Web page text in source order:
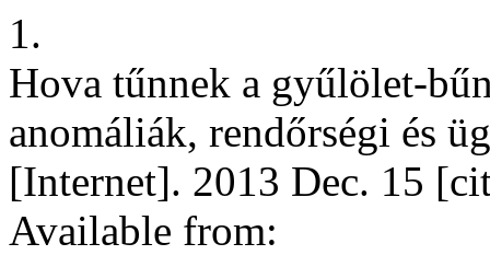
1.
Hova tűnnek a gyűlölet-
anomáliák, rendőrségi és
[Internet]. 2013 Dec. 15
Available from: